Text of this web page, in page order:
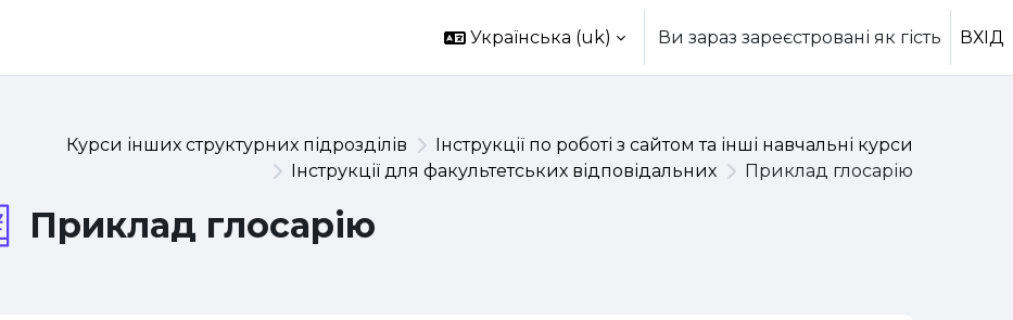
Українська ‎(uk)‎ Ви зараз зареєстровані як гість ВХІД
Курси інших структурних підрозділів
Інструкції по роботі з сайтом та інші навчальні курси
Інструкції для факультетських відповідальних
Приклад глосарію
Приклад глосарію